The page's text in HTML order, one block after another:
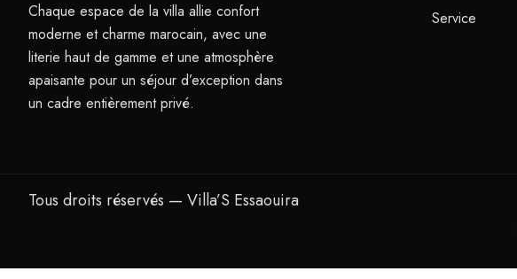
Chaque espace de la villa allie confort
moderne et charme marocain, avec une
literie haut de gamme et une atmosphère
apaisante pour un séjour d’exception dans
un cadre entièrement privé.
Service
Tous droits réservés — Villa’S Essaouira